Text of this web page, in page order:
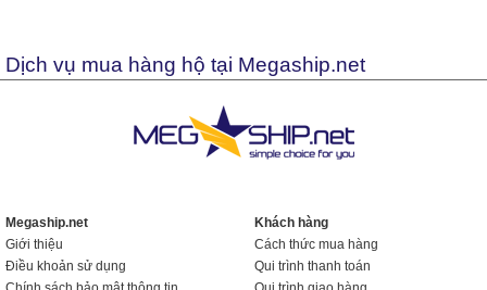
Dịch vụ mua hàng hộ tại Megaship.net
Megaship.net
Giới thiệu
Điều khoản sử dụng
Khách hàng
Cách thức mua hàng
Qui trình thanh toán